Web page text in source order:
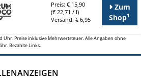
Preis: € 15,90
(€ 22,71 / l)
Versand: € 6,95
Zum
Shop1
Uhr. Preise inklusive Mehrwertsteuer. Alle Angaben ohne
Bezahlte Links.